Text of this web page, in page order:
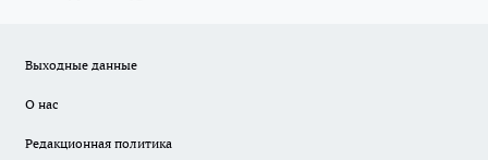
Выходные данные
О нас
Редакционная политика